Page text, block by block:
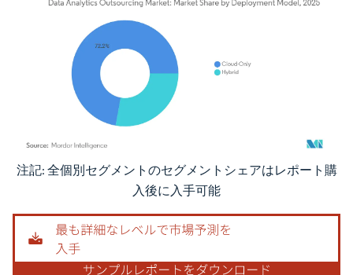
画像 © Mordor Intelligence。再利用にはCC BY 4.0の表示が必要です。
注記: 全個別セグメントのセグメントシェアはレポート購
入後に入手可能